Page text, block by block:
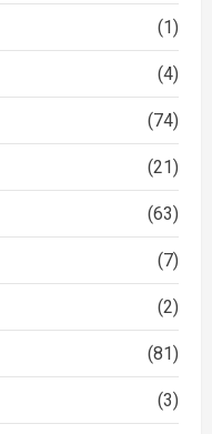
(1)
(4)
(74)
(21)
(63)
(7)
(2)
(81)
(3)